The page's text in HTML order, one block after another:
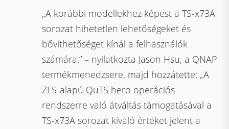
„A korábbi modellekhez képest a TS-x73A
sorozat hihetetlen lehetőségeket és
bővíthetőséget kínál a felhasználók
számára.” – nyilatkozta Jason Hsu, a QNAP
termékmenedzsere, majd hozzátette: „A
ZFS-alapú QuTS hero operációs
rendszerre való átváltás támogatásával a
TS-x73A sorozat kiváló értéket jelent a